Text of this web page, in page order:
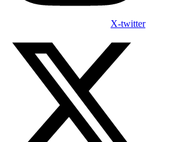
X-twitter